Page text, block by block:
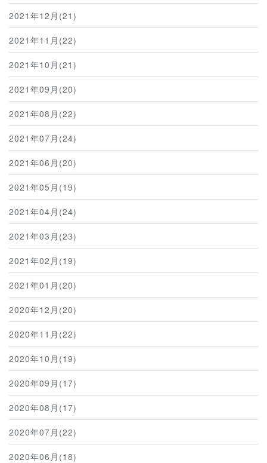
2021年12月(21)
2021年11月(22)
2021年10月(21)
2021年09月(20)
2021年08月(22)
2021年07月(24)
2021年06月(20)
2021年05月(19)
2021年04月(24)
2021年03月(23)
2021年02月(19)
2021年01月(20)
2020年12月(20)
2020年11月(22)
2020年10月(19)
2020年09月(17)
2020年08月(17)
2020年07月(22)
2020年06月(18)